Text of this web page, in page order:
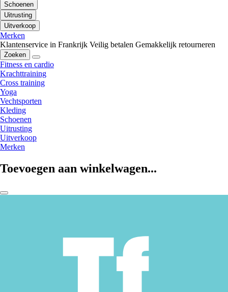
Schoenen
Uitrusting
Uitverkoop
Merken
Klantenservice in Frankrijk Veilig betalen Gemakkelijk retourneren
Zoeken
Fitness en cardio
Krachttraining
Cross training
Yoga
Vechtsporten
Kleding
Schoenen
Uitrusting
Uitverkoop
Merken
Toevoegen aan winkelwagen...